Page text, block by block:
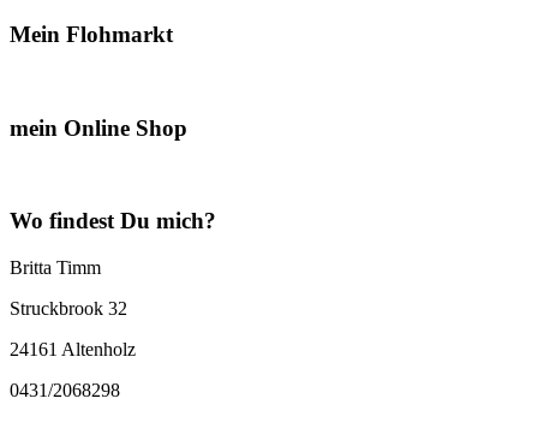
Mein Flohmarkt
mein Online Shop
Wo findest Du mich?
Britta Timm
Struckbrook 32
24161 Altenholz
0431/2068298